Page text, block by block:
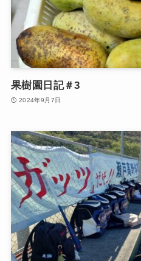
果樹園日記＃3
2024年9月7日